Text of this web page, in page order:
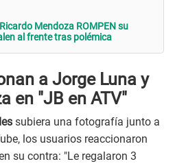
Mendoza ROMPEN su
al frente tras polémica
a Jorge Luna y
en "JB en ATV"
subiera una fotografía junto a
los usuarios reaccionaron
su contra: "Le regalaron 3